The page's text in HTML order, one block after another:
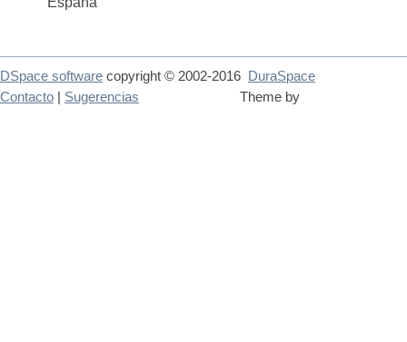
DSpace software copyright © 2002-2016
DuraSpace
Theme by
Contacto Sugerencias